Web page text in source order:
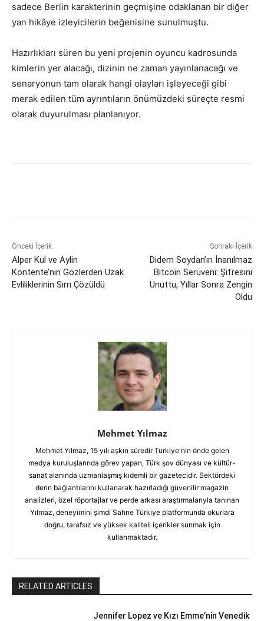
sadece Berlin karakterinin geçmişine odaklanan bir diğer
yan hikâye izleyicilerin beğenisine sunulmuştu.
Hazırlıkları süren bu yeni projenin oyuncu kadrosunda
kimlerin yer alacağı, dizinin ne zaman yayınlanacağı ve
senaryonun tam olarak hangi olayları işleyeceği gibi
merak edilen tüm ayrıntıların önümüzdeki süreçte resmi
olarak duyurulması planlanıyor.
Önceki İçerik
Alper Kul ve Aylin
Kontente’nin Gözlerden Uzak
Evliliklerinin Sırrı Çözüldü
Sonraki İçerik
Didem Soydan’ın İnanılmaz
Bitcoin Serüveni: Şifresini
Unuttu, Yıllar Sonra Zengin
Oldu
Mehmet Yılmaz
Mehmet Yılmaz, 15 yılı aşkın süredir Türkiye'nin önde gelen
medya kuruluşlarında görev yapan, Türk şov dünyası ve kültür-
sanat alanında uzmanlaşmış kıdemli bir gazetecidir. Sektördeki
derin bağlantılarını kullanarak hazırladığı güvenilir magazin
analizleri, özel röportajlar ve perde arkası araştırmalarıyla tanınan
Yılmaz, deneyimini şimdi Sahne Türkiye platformunda okurlara
doğru, tarafsız ve yüksek kaliteli içerikler sunmak için
kullanmaktadır.
RELATED ARTICLES
Jennifer Lopez ve Kızı Emme’nin Venedik